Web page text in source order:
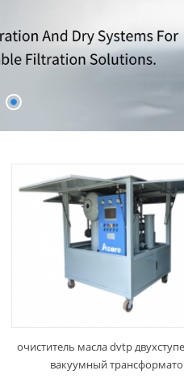
очиститель масла dvtp
вакуумный